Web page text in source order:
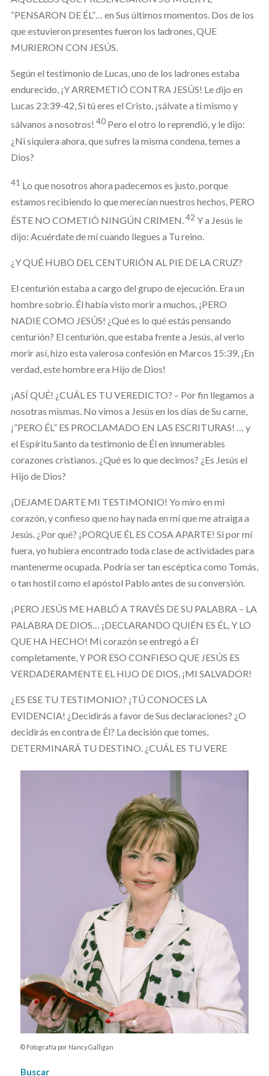
“PENSARON DE ÉL”… en Sus últimos momentos. Dos de los
que estuvieron presentes fueron los ladrones, QUE
MURIERON CON JESÚS.
Según el testimonio de Lucas, uno de los ladrones estaba
endurecido, ¡Y ARREMETIÓ CONTRA JESÚS! Le dijo en
Lucas 23:39-42, Si tú eres el Cristo, ¡sálvate a ti mismo y
sálvanos a nosotros! 40 Pero el otro lo reprendió, y le dijo:
¿Ni siquiera ahora, que sufres la misma condena, temes a
Dios?
41 Lo que nosotros ahora padecemos es justo, porque
estamos recibiendo lo que merecían nuestros hechos, PERO
ÉSTE NO COMETIÓ NINGÚN CRIMEN.42 Y a Jesús le
dijo: Acuérdate de mí cuando llegues a Tu reino.
¿Y QUÉ HUBO DEL CENTURIÓN AL PIE DE LA CRUZ?
El centurión estaba a cargo del grupo de ejecución. Era un
hombre sobrio. Él había visto morir a muchos, ¡PERO
NADIE COMO JESÚS! ¿Qué es lo qué estás pensando
centurión? El centurión, que estaba frente a Jesús, al verlo
morir así, hizo esta valerosa confesión en Marcos 15:39, ¡En
verdad, este hombre era Hijo de Dios!
¡ASÍ QUÉ! ¿CUÁL ES TU VEREDICTO? – Por fin llegamos a
nosotras mismas. No vimos a Jesús en los días de Su carne,
¡”PERO ÉL” ES PROCLAMADO EN LAS ESCRITURAS! … y
el Espíritu Santo da testimonio de Él en innumerables
corazones cristianos. ¿Qué es lo que decimos? ¿Es Jesús el
Hijo de Dios?
¡DEJAME DARTE MI TESTIMONIO! Yo miro en mi
corazón, y confieso que no hay nada en mí que me atraiga a
Jesús. ¿Por qué? ¡PORQUE ÉL ES COSA APARTE! Si por mí
fuera, yo hubiera encontrado toda clase de actividades para
mantenerme ocupada. Podría ser tan escéptica como Tomás,
o tan hostil como el apóstol Pablo antes de su conversión.
¡PERO JESÚS ME HABLÓ A TRAVÉS DE SU PALABRA – LA
PALABRA DE DIOS… ¡DECLARANDO QUIÉN ES ÉL, Y LO
QUE HA HECHO! Mi corazón se entregó a Él
completamente, Y POR ESO CONFIESO QUE JESÚS ES
VERDADERAMENTE EL HIJO DE DIOS, ¡MI SALVADOR!
¿ES ESE TU TESTIMONIO? ¡TÚ CONOCES LA
EVIDENCIA! ¿Decidirás a favor de Sus declaraciones? ¿O
decidirás en contra de Él? La decisión que tomes,
DETERMINARÁ TU DESTINO. ¿CUÁL ES TU VERE
© Fotografía por Nancy Galligan
Buscar